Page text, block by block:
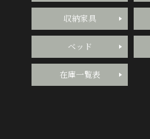
収納家具
ベッド
在庫一覧表